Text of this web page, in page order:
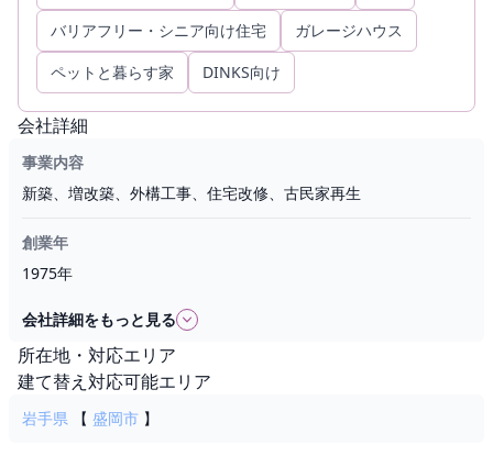
バリアフリー・シニア向け住宅
ガレージハウス
ペットと暮らす家
DINKS向け
会社詳細
事業内容
新築、増改築、外構工事、住宅改修、古民家再生
創業年
1975年
会社詳細をもっと見る
所在地・対応エリア
建て替え対応可能エリア
岩手県 【 盛岡市 】